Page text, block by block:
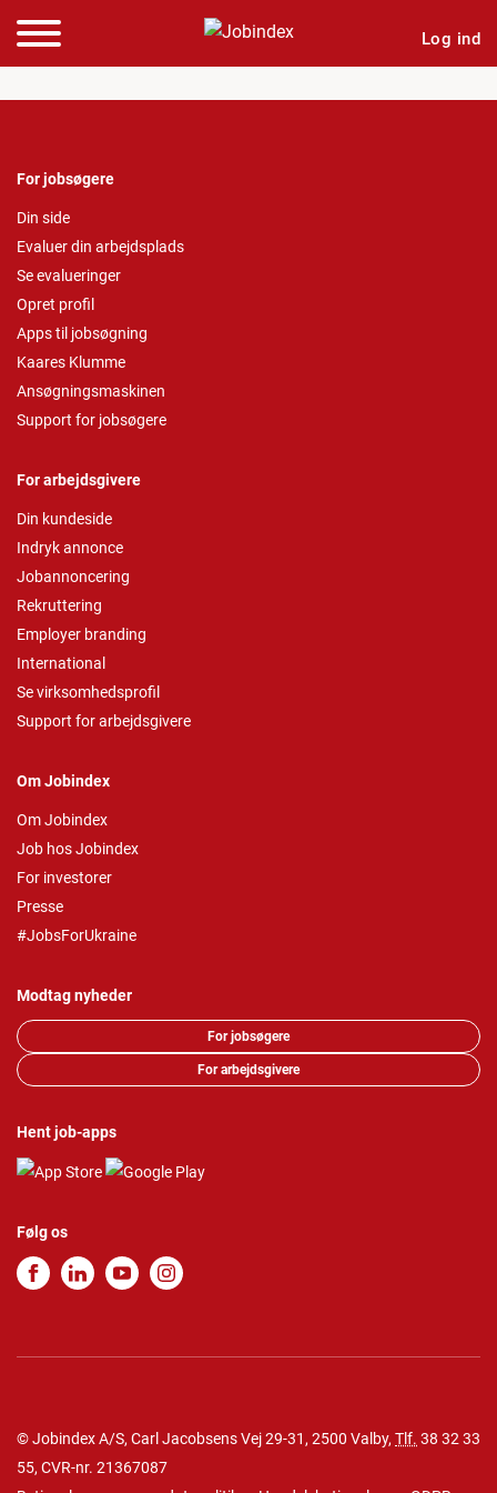
Log ind
For jobsøgere
Din side
Evaluer din arbejdsplads
Se evalueringer
Opret profil
Apps til jobsøgning
Kaares Klumme
Ansøgningsmaskinen
Support for jobsøgere
For arbejdsgivere
Din kundeside
Indryk annonce
Jobannoncering
Rekruttering
Employer branding
International
Se virksomhedsprofil
Support for arbejdsgivere
Om Jobindex
Om Jobindex
Job hos Jobindex
For investorer
Presse
#JobsForUkraine
Modtag nyheder
For jobsøgere
For arbejdsgivere
Hent job-apps
Følg os
© Jobindex A/S, Carl Jacobsens Vej 29-31, 2500 Valby, Tlf. 38 32 33
55, CVR-nr. 21367087